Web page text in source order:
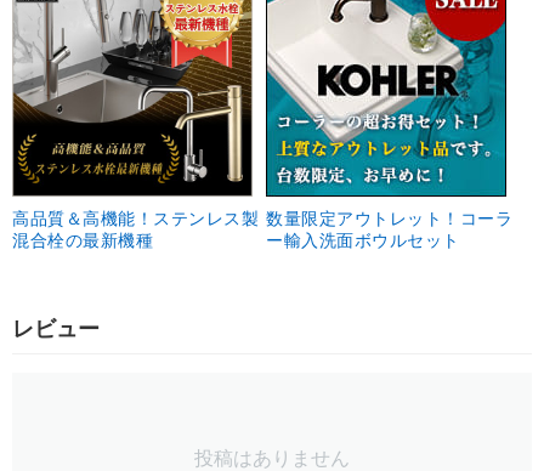
高品質＆高機能！ステンレス製
混合栓の最新機種
数量限定アウトレット！コーラ
ー輸入洗面ボウルセット
レビュー
投稿はありません